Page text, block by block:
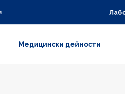
Медицински дейности